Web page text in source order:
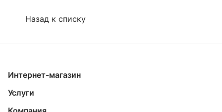
Назад к списку
Интернет-магазин
Услуги